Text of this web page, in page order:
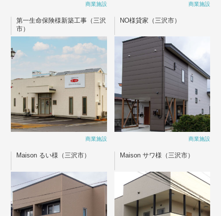
商業施設 商業施設
第一生命保険様新築工事（三沢
市）
商業施設
NO様貸家（三沢市）
商業施設
Maison るい様（三沢市） Maison サワ様（三沢市）